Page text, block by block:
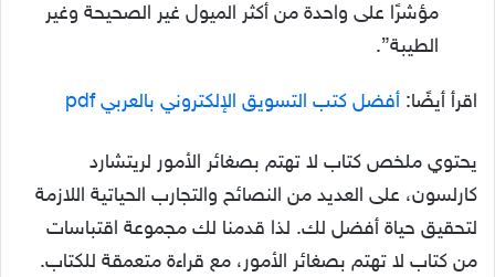
مؤشرًا على واحدة من أكثر الميول غير الصحيحة وغير
الطيبة”.
اقرأ أيضًا: أفضل كتب التسويق الإلكتروني بالعربي pdf
يحتوي ملخص كتاب لا تهتم بصغائر الأمور لريتشارد
كارلسون، على العديد من النصائح والتجارب الحياتية اللازمة
لتحقيق حياة أفضل لك. لذا قدمنا لك مجموعة اقتباسات
من كتاب لا تهتم بصغائر الأمور، مع قراءة متعمقة للكتاب.